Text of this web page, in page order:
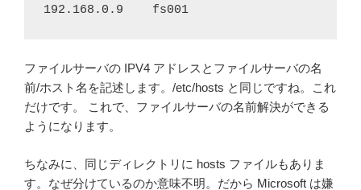
192.168.0.9    fs001
ファイルサーバの IPV4 アドレスとファイルサーバの名
前/ホスト名を記述します。/etc/hosts と同じですね。これ
だけです。 これで、ファイルサーバの名前解決ができる
ようになります。
ちなみに、同じディレクトリに hosts ファイルもありま
す。なぜ分けているのか意味不明。だから Microsoft は嫌